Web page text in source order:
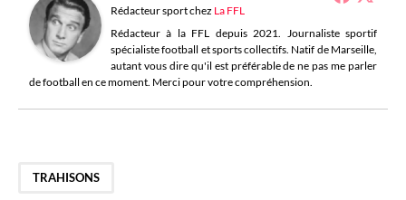
Rédacteur sportchez La FFL
Rédacteur à la FFL depuis 2021. Journaliste sportif
spécialiste football et sports collectifs. Natif de Marseille,
autant vous dire qu'il est préférable de ne pas me parler
de football en ce moment. Merci pour votre compréhension.
TRAHISONS